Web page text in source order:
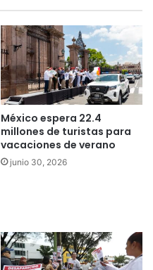
México espera 22.4
millones de turistas para
vacaciones de verano
junio 30, 2026